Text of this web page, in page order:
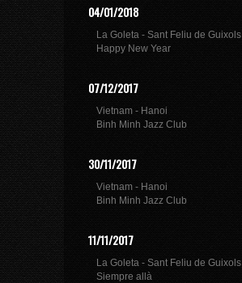
04/01/2018
La Goleta - Sant Feliu de Guixols
Happy New Year
07/12/2017
Vietnam - Hanoi
Binh Minh Jazz Club
30/11/2017
Vietnam - Hanoi
Binh Minh Jazz Club
11/11/2017
La Goleta - Sant Feliu de Guixols
Siempre allà